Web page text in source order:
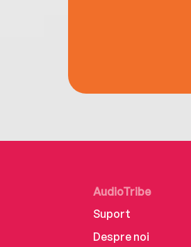
AudioTribe
Suport
Despre noi